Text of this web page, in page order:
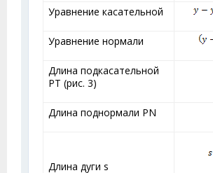
Уравнение касательной
Уравнение нормали
Длина подкасательной
РТ (рис. 3)
Длина поднормали PN
Длина дуги s